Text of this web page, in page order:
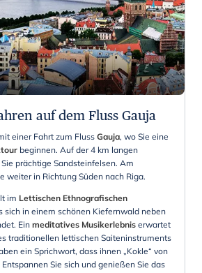
auf dem Fluss Gauja
einer Fahrt zum Fluss Gauja, wo Sie eine
beginnen. Auf der 4 km langen
prächtige Sandsteinfelsen. Am
weiter in Richtung Süden nach Riga.
im Lettischen Ethnografischen
sich in einem schönen Kiefernwald neben
Ein meditatives Musikerlebnis erwartet
traditionellen lettischen Saiteninstruments
ein Sprichwort, dass ihnen „Kokle“ von
Sie sich und genießen Sie das